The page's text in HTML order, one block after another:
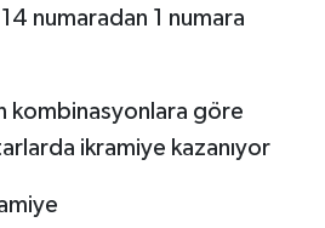
numaradan 1 numara
kombinasyonlara göre
ikramiye kazanıyor